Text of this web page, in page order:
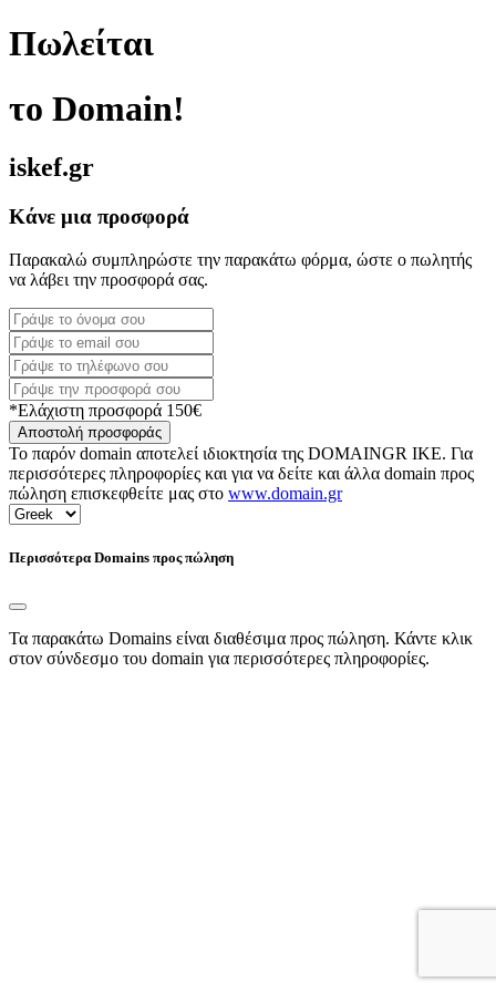
Πωλείται
το Domain!
iskef.gr
Κάνε μια προσφορά
Παρακαλώ συμπληρώστε την παρακάτω φόρμα, ώστε ο πωλητής
να λάβει την προσφορά σας.
*Ελάχιστη προσφορά 150€
Αποστολή προσφοράς
Το παρόν domain αποτελεί ιδιοκτησία της DOMAINGR ΙΚΕ. Για
περισσότερες πληροφορίες και για να δείτε και άλλα domain προς
πώληση επισκεφθείτε μας στο www.domain.gr
Περισσότερα Domains προς πώληση
Τα παρακάτω Domains είναι διαθέσιμα προς πώληση. Κάντε κλικ
στον σύνδεσμο του domain για περισσότερες πληροφορίες.